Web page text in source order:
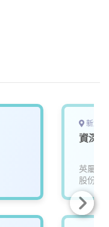
新北
資深
英屬維
股份有